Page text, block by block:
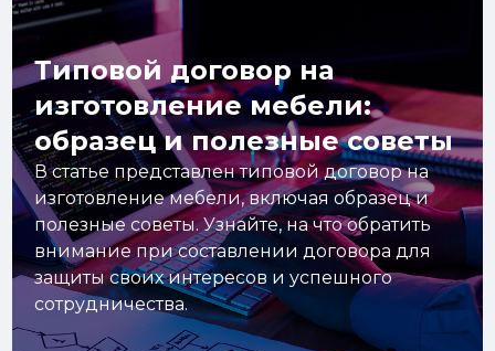
Типовой договор на
изготовление мебели:
образец и полезные советы
В статье представлен типовой договор на
изготовление мебели, включая образец и
полезные советы. Узнайте, на что обратить
внимание при составлении договора для
защиты своих интересов и успешного
сотрудничества.